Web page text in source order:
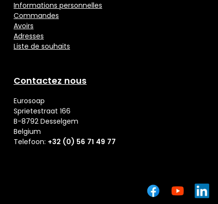
Informations personnelles
Commandes
Avoirs
Adresses
Liste de souhaits
Contactez nous
Eurosoap
Sprietestraat 166
B-8792 Desselgem
Belgium
Telefoon: +32 (0) 56 71 49 77